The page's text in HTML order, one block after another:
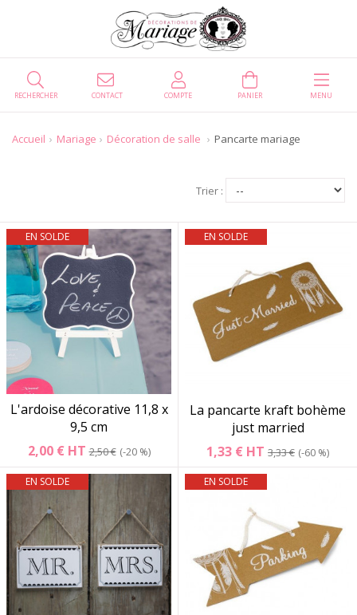
CONTACT
RECHERCHER COMPTE PANIER MENU
Accueil Mariage Décoration de salle Pancarte mariage
Trier :
EN SOLDE
L'ardoise décorative 11,8 x
9,5 cm
2,00 € HT2,50 € -20 %
EN SOLDE
La pancarte kraft bohème
just married
1,33 € HT 3,33 € -60 %
EN SOLDE EN SOLDE